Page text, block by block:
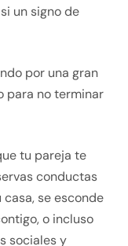
un signo de
por una gran
para no terminar
tu pareja te
conductas
se esconde
o incluso
sociales y